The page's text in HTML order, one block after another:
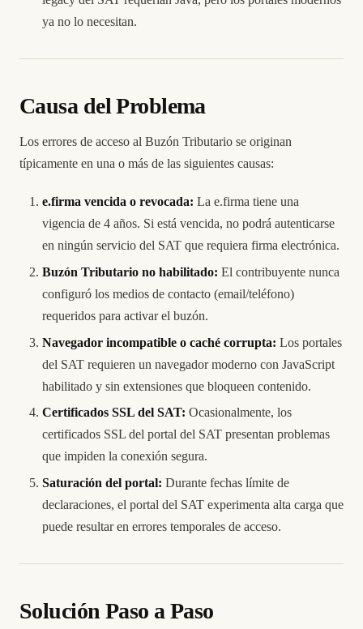
ya no lo necesitan.
Causa del Problema
Los errores de acceso al Buzón Tributario se originan
típicamente en una o más de las siguientes causas:
e.firma vencida o revocada: La e.firma tiene una
vigencia de 4 años. Si está vencida, no podrá autenticarse
en ningún servicio del SAT que requiera firma electrónica.
Buzón Tributario no habilitado: El contribuyente nunca
configuró los medios de contacto (email/teléfono)
requeridos para activar el buzón.
Navegador incompatible o caché corrupta: Los portales
del SAT requieren un navegador moderno con JavaScript
habilitado y sin extensiones que bloqueen contenido.
Certificados SSL del SAT: Ocasionalmente, los
certificados SSL del portal del SAT presentan problemas
que impiden la conexión segura.
Saturación del portal: Durante fechas límite de
declaraciones, el portal del SAT experimenta alta carga que
puede resultar en errores temporales de acceso.
Solución Paso a Paso